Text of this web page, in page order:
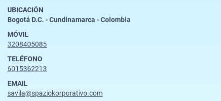
UBICACIÓN
Bogotá D.C. - Cundinamarca - Colombia
MÓVIL
3208405085
TELÉFONO
6015362213
EMAIL
savila@spaziokorporativo.com